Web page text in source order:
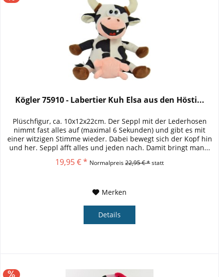
Kögler 75910 - Labertier Kuh Elsa aus den Hösti...
Plüschfigur, ca. 10x12x22cm. Der Seppl mit der Lederhosen
nimmt fast alles auf (maximal 6 Sekunden) und gibt es mit
einer witzigen Stimme wieder. Dabei bewegt sich der Kopf hin
und her. Seppl äfft alles und jeden nach. Damit bringt man...
19,95 € * Normalpreis22,95 € *statt
Merken
Details